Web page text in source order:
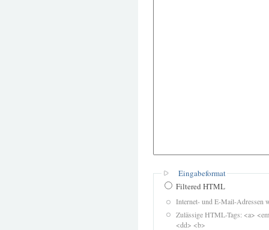
Eingabeformat
Filtered HTML
Internet- und E-Mail-Adressen
Zulässige HTML-Tags: <a>
<dd> <b>